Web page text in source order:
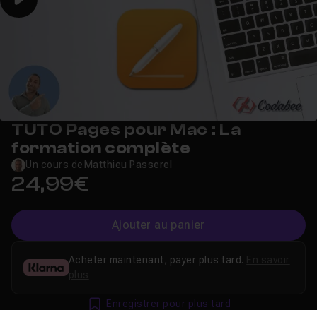
Play
TUTO Pages pour Mac : La
formation complète
Un cours de Matthieu Passerel
24,99€
Ajouter au panier
Acheter maintenant, payer plus tard.
plus
Enregistrer pour plus tard